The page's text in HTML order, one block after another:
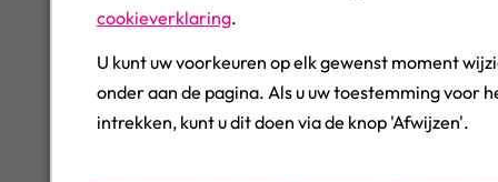
cookieverklaring.
U kunt uw voorkeuren op elk gewenst moment
onder aan de pagina. Als u uw toestemming voor
intrekken, kunt u dit doen via de knop 'Afwijzen'.